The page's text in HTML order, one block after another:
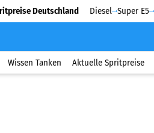
Deutschland Diesel Super E5
Wissen Tanken Aktuelle Spritpreise